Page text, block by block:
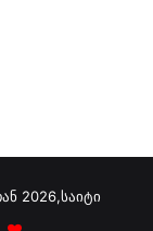
2026,საიტი